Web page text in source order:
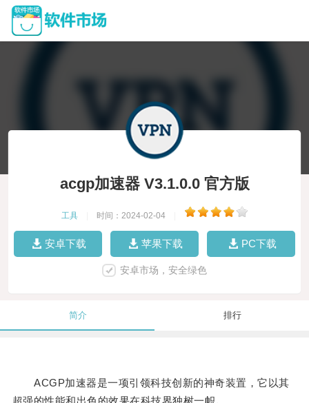
acgp加速器 V3.1.0.0 官方版
工具 时间：2024-02-04
安卓下载 苹果下载 PC下载
安卓市场，安全绿色
简介 排行
ACGP加速器是一项引领科技创新的神奇装置，它以其